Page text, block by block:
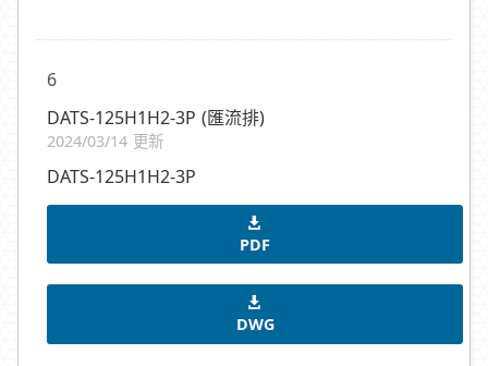
6
DATS-125H1H2-3P (匯流排)
2024/03/14 更新
DATS-125H1H2-3P
PDF
DWG